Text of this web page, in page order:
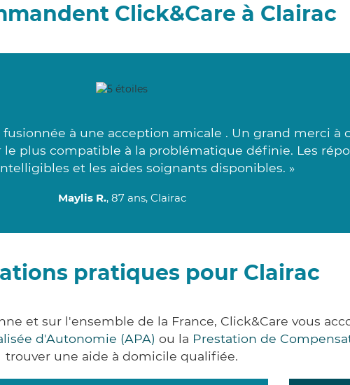
Click&Care à Clairac
à une acception amicale . Un grand merci à
plus compatible à la problématique définie. Les
et les aides soignants disponibles. »
Maylis R., 87 ans, Clairac
pratiques pour Clairac
et sur l'ensemble de la France, Click&Care vous
d'Autonomie (APA) ou la Prestation de
trouver une aide à domicile qualifiée.